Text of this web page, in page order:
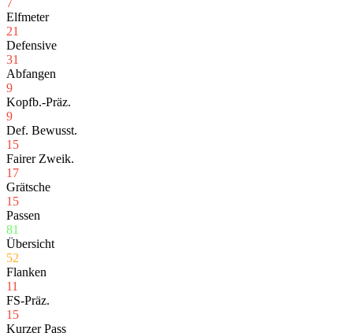
7
Elfmeter
21
Defensive
31
Abfangen
9
Kopfb.-Präz.
9
Def. Bewusst.
15
Fairer Zweik.
17
Grätsche
15
Passen
81
Übersicht
52
Flanken
11
FS-Präz.
15
Kurzer Pass